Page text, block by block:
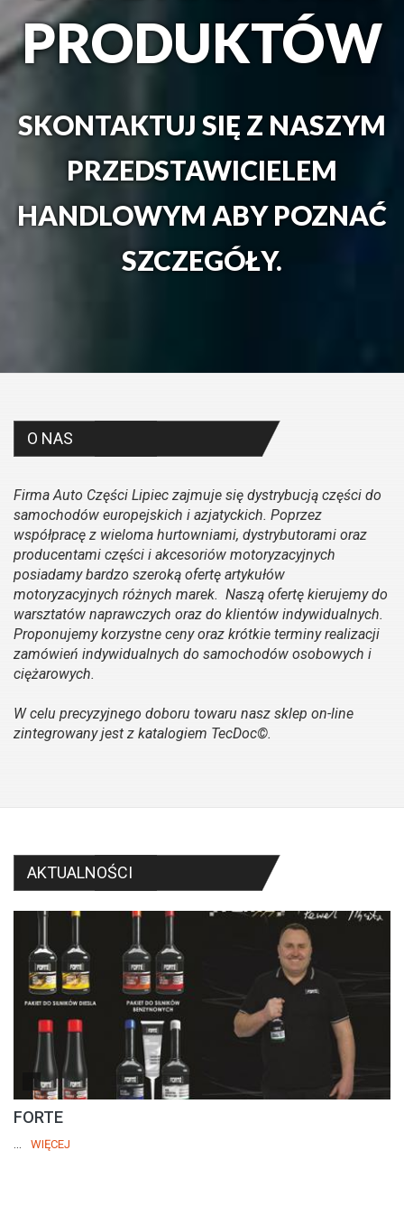
PRODUKTÓW
SKONTAKTUJ SIĘ Z NASZYM
PRZEDSTAWICIELEM
HANDLOWYM ABY POZNAĆ
SZCZEGÓŁY.
O NAS
Firma Auto Części Lipiec zajmuje się dystrybucją części do
samochodów europejskich i azjatyckich. Poprzez
współpracę z wieloma hurtowniami, dystrybutorami oraz
producentami części i akcesoriów motoryzacyjnych
posiadamy bardzo szeroką ofertę artykułów
motoryzacyjnych różnych marek. Naszą ofertę kierujemy do
warsztatów naprawczych oraz do klientów indywidualnych.
Proponujemy korzystne ceny oraz krótkie terminy realizacji
zamówień indywidualnych do samochodów osobowych i
ciężarowych.
W celu precyzyjnego doboru towaru nasz sklep on-line
zintegrowany jest z katalogiem TecDoc©.
AKTUALNOŚCI
FORTE
WIĘCEJ